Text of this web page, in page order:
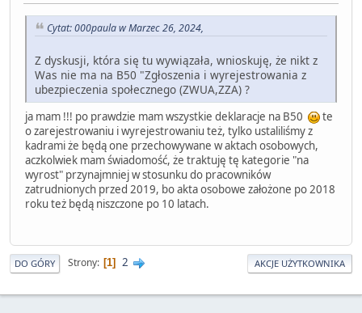
Cytat: 000paula w Marzec 26, 2024,
Z dyskusji, która się tu wywiązała, wnioskuję, że nikt z
Was nie ma na B50 "Zgłoszenia i wyrejestrowania z
ubezpieczenia społecznego (ZWUA,ZZA) ?
ja mam !!! po prawdzie mam wszystkie deklaracje na B50
te
o zarejestrowaniu i wyrejestrowaniu też, tylko ustaliliśmy z
kadrami że będą one przechowywane w aktach osobowych,
aczkolwiek mam świadomość, że traktuję tę kategorie "na
wyrost" przynajmniej w stosunku do pracowników
zatrudnionych przed 2019, bo akta osobowe założone po 2018
roku też będą niszczone po 10 latach.
DO GÓRY Strony 1 2 AKCJE UŻYTKOWNIKA